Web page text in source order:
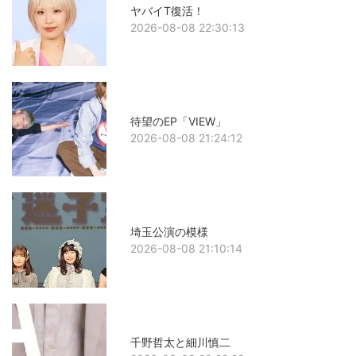
ヤバイT復活！
2026-08-08 22:30:13
待望のEP「VIEW」
2026-08-08 21:24:12
埼玉公演の模様
2026-08-08 21:10:14
千野哲太と細川慎二